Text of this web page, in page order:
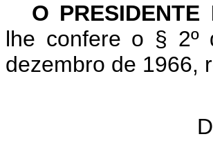
O
lhe confere o § 2º
dezembro de 1966,